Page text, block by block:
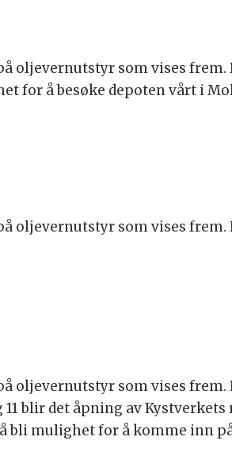
oljevernutstyr som vises
for å besøke depoten vårt i
oljevernutstyr som vises
oljevernutstyr som vises
blir det åpning av Kystverkets
bli mulighet for å komme inn